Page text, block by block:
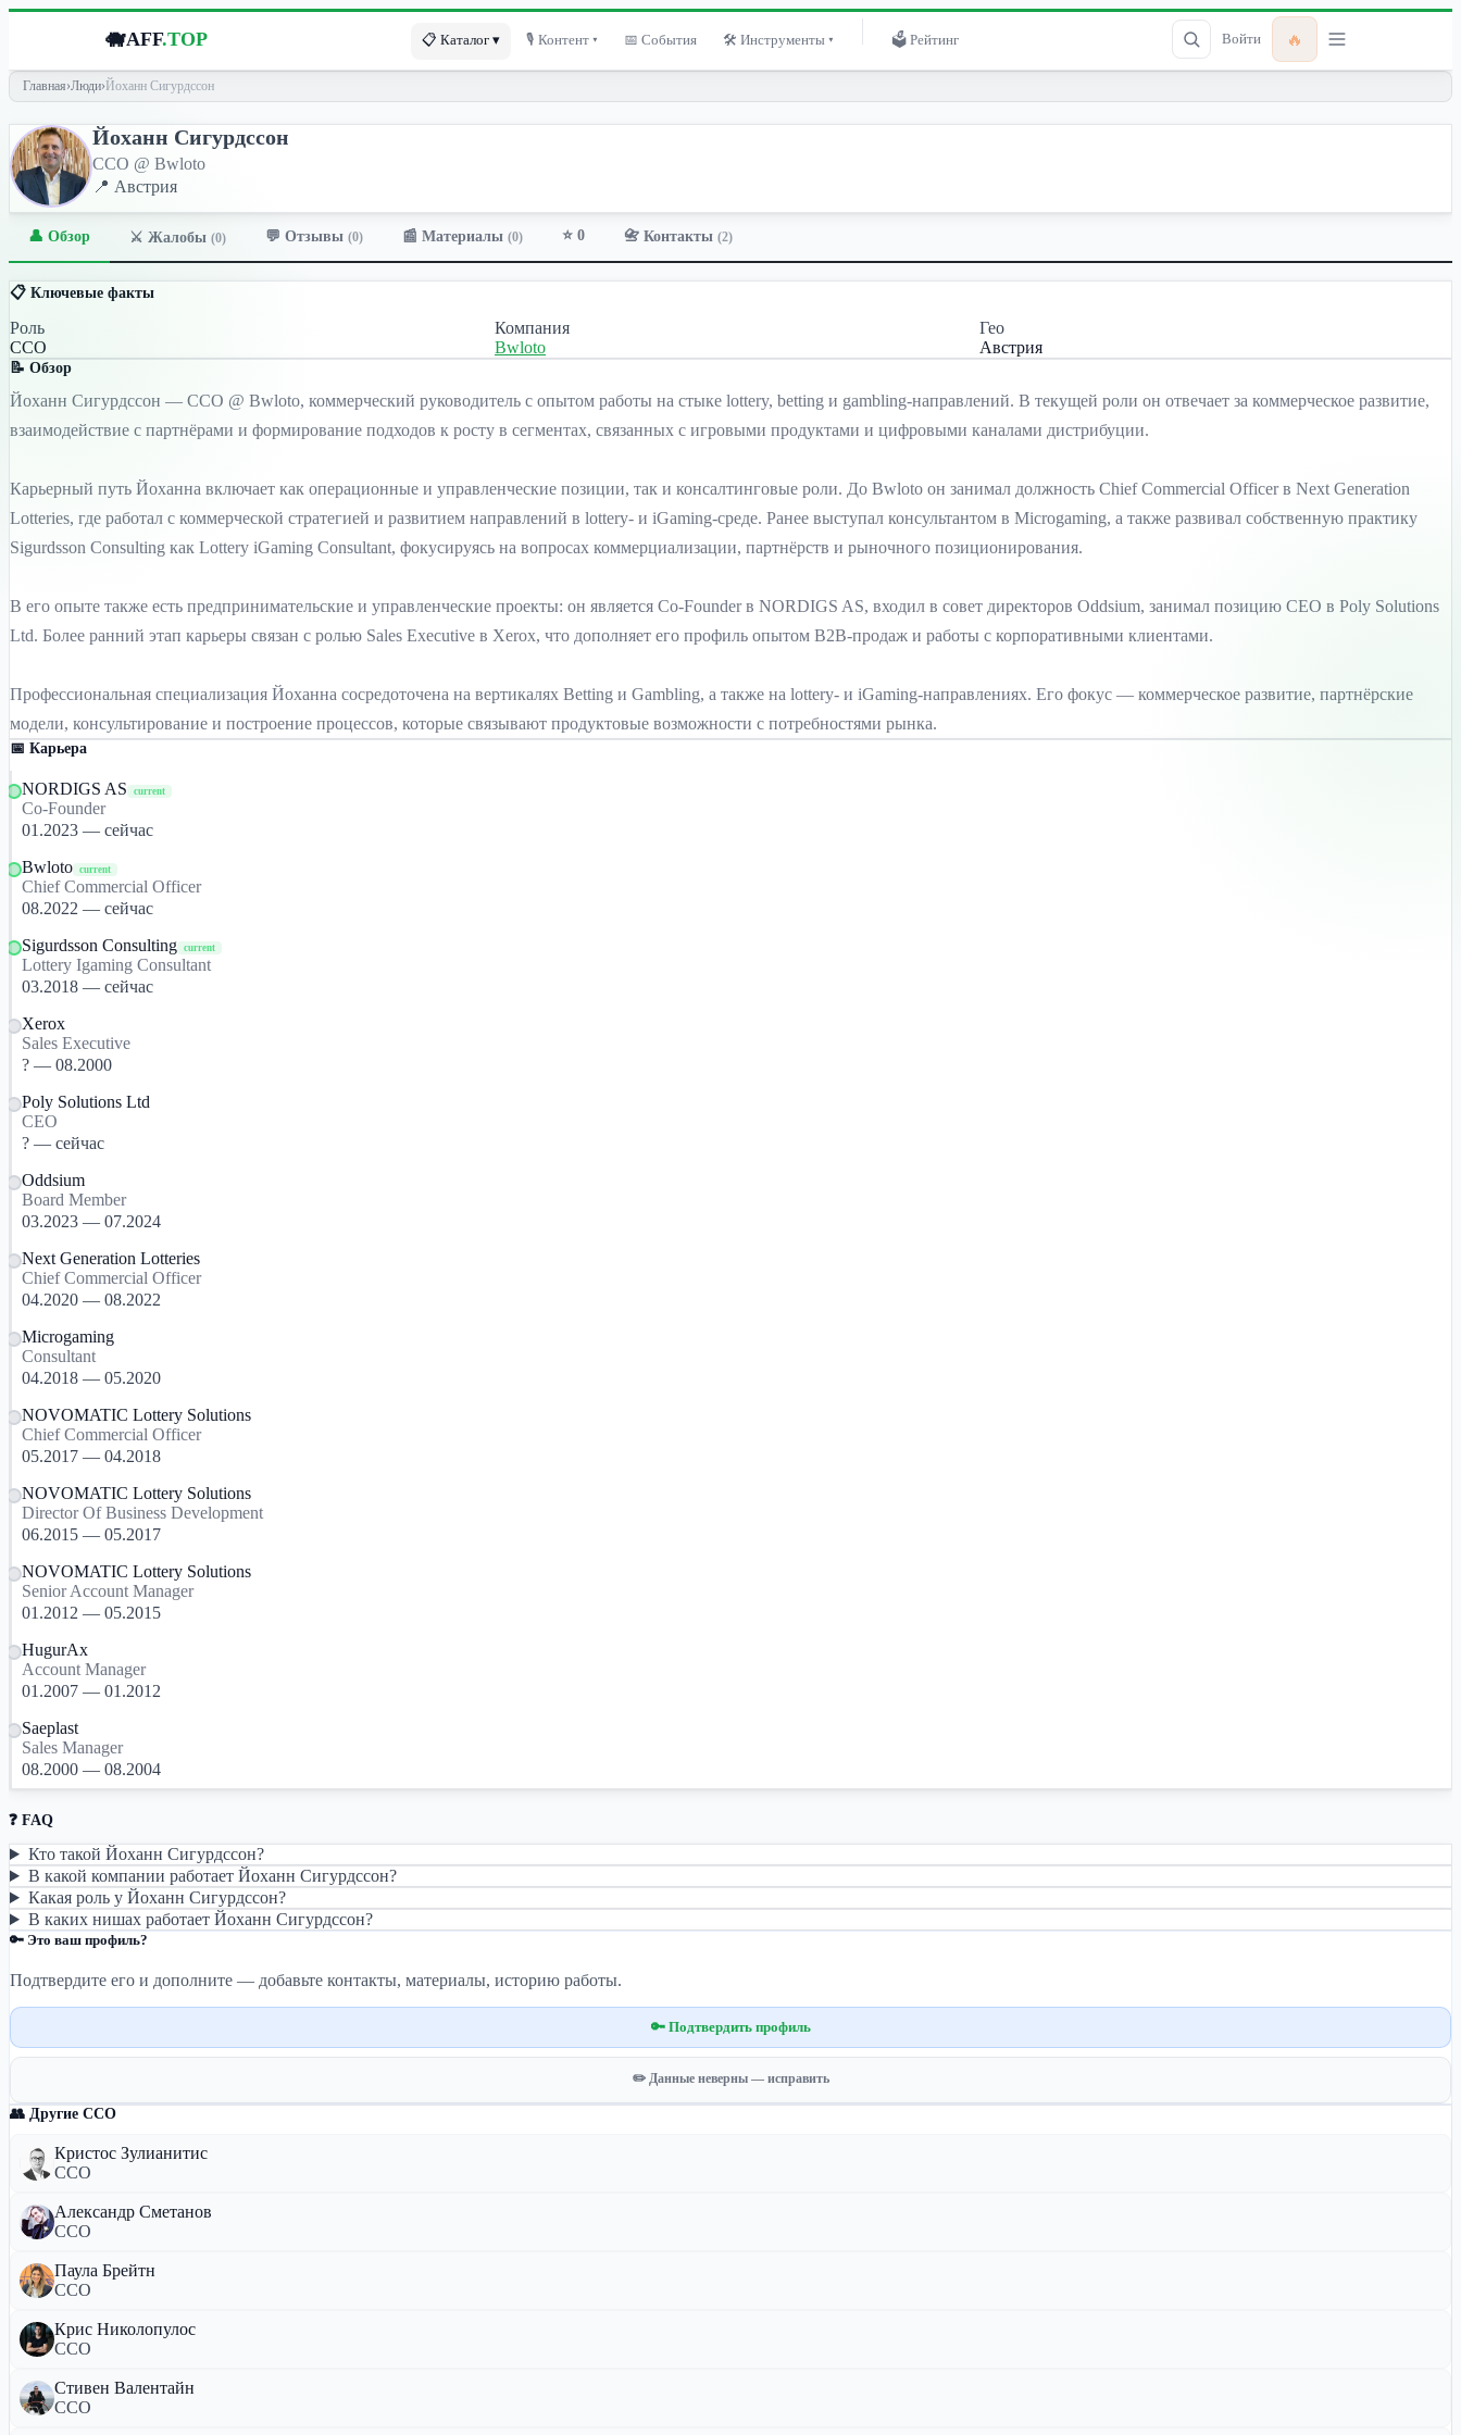
🐗AFF.TOP 📋 Каталог ▾ 🎙 Контент ▾ 📅 События 🛠 Инструменты ▾ 🗳 Рейтинг Войти 🔥
Главная›Люди› Йоханн Сигурдссон
Йоханн Сигурдссон
CCO @ Bwloto
📍 Австрия
👤 Обзор ⚔️ Жалобы (0) 💬 Отзывы (0) 📰 Материалы (0) ⭐ 0 📇 Контакты (2)
📋 Ключевые факты
Роль
CCO
Компания
Bwloto
Гео
Австрия
📝 Обзор
Йоханн Сигурдссон — CCO @ Bwloto, коммерческий руководитель с опытом работы на стыке lottery, betting и gambling-направлений. В текущей роли он отвечает за коммерческое развитие,
взаимодействие с партнёрами и формирование подходов к росту в сегментах, связанных с игровыми продуктами и цифровыми каналами дистрибуции.
Карьерный путь Йоханна включает как операционные и управленческие позиции, так и консалтинговые роли. До Bwloto он занимал должность Chief Commercial Officer в Next Generation
Lotteries, где работал с коммерческой стратегией и развитием направлений в lottery- и iGaming-среде. Ранее выступал консультантом в Microgaming, а также развивал собственную практику
Sigurdsson Consulting как Lottery iGaming Consultant, фокусируясь на вопросах коммерциализации, партнёрств и рыночного позиционирования.
В его опыте также есть предпринимательские и управленческие проекты: он является Co-Founder в NORDIGS AS, входил в совет директоров Oddsium, занимал позицию CEO в Poly Solutions
Ltd. Более ранний этап карьеры связан с ролью Sales Executive в Xerox, что дополняет его профиль опытом B2B-продаж и работы с корпоративными клиентами.
Профессиональная специализация Йоханна сосредоточена на вертикалях Betting и Gambling, а также на lottery- и iGaming-направлениях. Его фокус — коммерческое развитие, партнёрские
модели, консультирование и построение процессов, которые связывают продуктовые возможности с потребностями рынка.
📅 Карьера
NORDIGS AS current
Co-Founder
01.2023 — сейчас
Bwloto current
Chief Commercial Officer
08.2022 — сейчас
Sigurdsson Consulting current
Lottery Igaming Consultant
03.2018 — сейчас
Xerox
Sales Executive
? — 08.2000
Poly Solutions Ltd
CEO
? — сейчас
Oddsium
Board Member
03.2023 — 07.2024
Next Generation Lotteries
Chief Commercial Officer
04.2020 — 08.2022
Microgaming
Consultant
04.2018 — 05.2020
NOVOMATIC Lottery Solutions
Chief Commercial Officer
05.2017 — 04.2018
NOVOMATIC Lottery Solutions
Director Of Business Development
06.2015 — 05.2017
NOVOMATIC Lottery Solutions
Senior Account Manager
01.2012 — 05.2015
HugurAx
Account Manager
01.2007 — 01.2012
Saeplast
Sales Manager
08.2000 — 08.2004
❓ FAQ
Кто такой Йоханн Сигурдссон?
В какой компании работает Йоханн Сигурдссон?
Какая роль у Йоханн Сигурдссон?
В каких нишах работает Йоханн Сигурдссон?
🔑 Это ваш профиль?
Подтвердите его и дополните — добавьте контакты, материалы, историю работы.
🔑 Подтвердить профиль
✏️ Данные неверны — исправить
👥 Другие CCO
Кристос Зулианитис
CCO
Александр Сметанов
CCO
Паула Брейтн
CCO
Крис Николопулос
CCO
Стивен Валентайн
CCO